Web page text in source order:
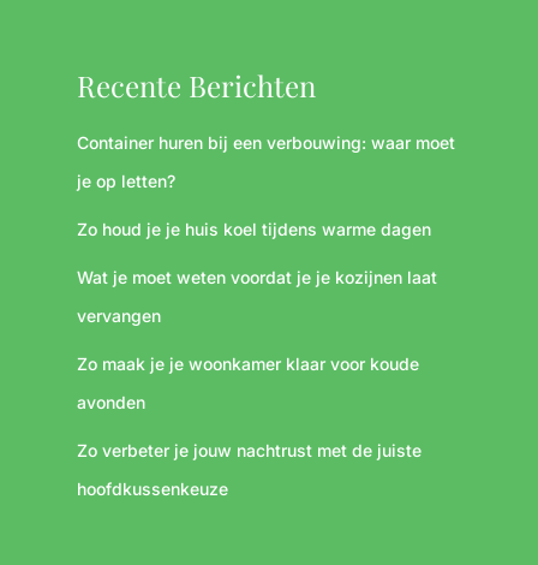
Recente Berichten
Container huren bij een verbouwing: waar moet
je op letten?
Zo houd je je huis koel tijdens warme dagen
Wat je moet weten voordat je je kozijnen laat
vervangen
Zo maak je je woonkamer klaar voor koude
avonden
Zo verbeter je jouw nachtrust met de juiste
hoofdkussenkeuze